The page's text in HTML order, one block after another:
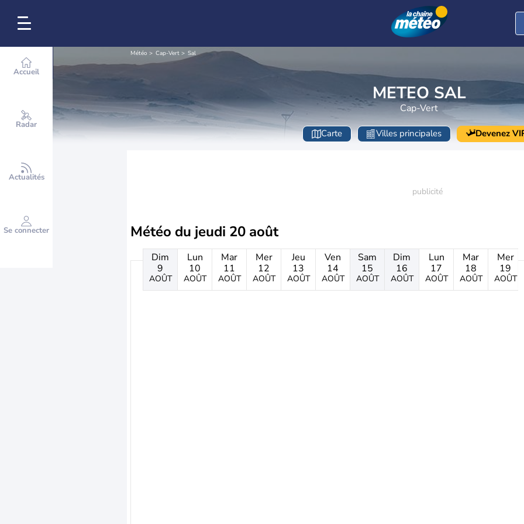
Accueil
Radar
Actualités
Se connecter
Météo Cap-Vert Sal
METEO SAL
Cap-Vert
Carte Villes principales Devenez
Météo du jeudi 20 août
Dim
9
AOÛT
Lun
10
AOÛT
Mar
11
AOÛT
Mer
12
AOÛT
Jeu
13
AOÛT
Ven
14
AOÛT
Sam
15
AOÛT
Dim
16
AOÛT
Lun
17
AOÛT
Mar
18
AOÛT
Mer
19
AOÛT